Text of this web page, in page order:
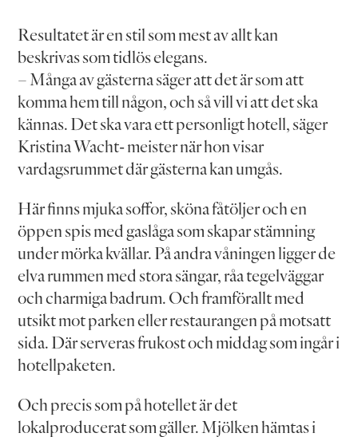
Resultatet är en stil som mest av allt kan
beskrivas som tidlös elegans.
– Många av gästerna säger att det är som att
komma hem till någon, och så vill vi att det ska
kännas. Det ska vara ett personligt hotell, säger
Kristina Wacht- meister när hon visar
vardagsrummet där gästerna kan umgås.
Här finns mjuka soffor, sköna fåtöljer och en
öppen spis med gaslåga som skapar stämning
under mörka kvällar. På andra våningen ligger de
elva rummen med stora sängar, råa tegelväggar
och charmiga badrum. Och framförallt med
utsikt mot parken eller restaurangen på motsatt
sida. Där serveras frukost och middag som ingår i
hotellpaketen.
Och precis som på hotellet är det
lokalproducerat som gäller. Mjölken hämtas i